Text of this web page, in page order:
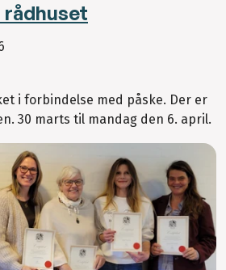
rådhuset
i forbindelse med påske. Der er
30 marts til mandag den 6. april.